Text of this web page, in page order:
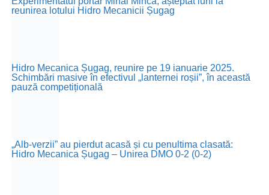
reunirea lotului Hidro Mecanicii Șugag
Hidro Mecanica Șugag, reunire pe 19 ianuarie 2025.
Schimbări masive în efectivul „lanternei roșii”, în această
pauză competițională
„Alb-verzii” au pierdut acasă și cu penultima clasată:
Hidro Mecanica Șugag – Unirea DMO 0-2 (0-2)